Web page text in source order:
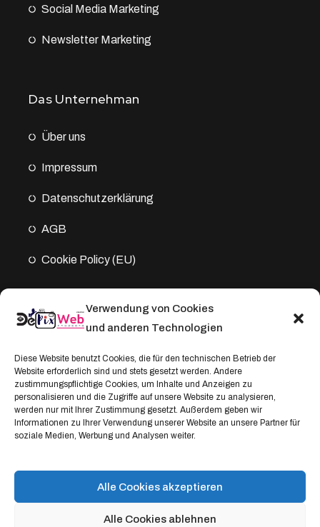
Verwendung von Cookies
und anderen Technologien
Diese Website benutzt Cookies, die für den technischen Betrieb der
Website erforderlich sind und stets gesetzt werden. Andere
zustimmungspflichtige Cookies, um Inhalte und Anzeigen zu
personalisieren und die Zugriffe auf unsere Website zu analysieren,
werden nur mit Ihrer Zustimmung gesetzt. Außerdem geben wir
Informationen zu Ihrer Verwendung unserer Website an unsere Partner für
soziale Medien, Werbung und Analysen weiter.
Alle Cookies akzeptieren
Alle Cookies ablehnen
Social Media Marketing
Newsletter Marketing
Das Unternehman
Über uns
Impressum
Datenschutz­erklärung
AGB
Cookie Policy (EU)
Kontakt
Address:
Windthorststraße 20
48153 Münster, Deutschland
WhatsApp:
+4917664335685
Email
service@depixweb.de